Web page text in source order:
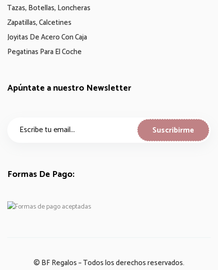
Tazas, Botellas, Loncheras
Zapatillas, Calcetines
Joyitas De Acero Con Caja
Pegatinas Para El Coche
Apúntate a nuestro Newsletter
Formas De Pago:
© BF Regalos – Todos los derechos reservados.